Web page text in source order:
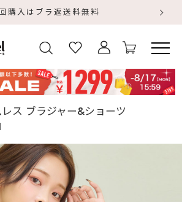
購入はブラ返送料無料
ス ブラジャー&ショーツ